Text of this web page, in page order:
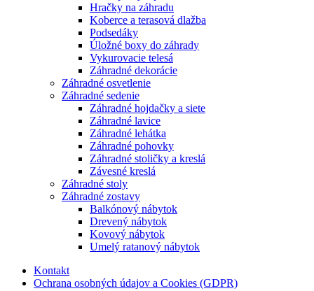
Hračky na záhradu
Koberce a terasová dlažba
Podsedáky
Úložné boxy do záhrady
Vykurovacie telesá
Záhradné dekorácie
Záhradné osvetlenie
Záhradné sedenie
Záhradné hojdačky a siete
Záhradné lavice
Záhradné lehátka
Záhradné pohovky
Záhradné stoličky a kreslá
Závesné kreslá
Záhradné stoly
Záhradné zostavy
Balkónový nábytok
Drevený nábytok
Kovový nábytok
Umelý ratanový nábytok
Kontakt
Ochrana osobných údajov a Cookies (GDPR)